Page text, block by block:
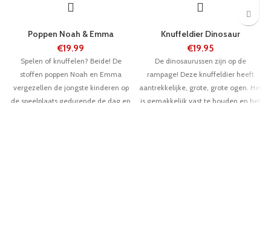
Poppen Noah & Emma
€19.99
Spelen of knuffelen? Beide! De
stoffen poppen Noah en Emma
vergezellen de jongste kinderen op
de speelplaats gedurende de dag en
Knuffeldier Dinosaur
€19.95
De dinosaurussen zijn op de
rampage! Deze knuffeldier heeft
aantrekkelijke, grote, grote ogen. Het
is gemakkelijk vast te houden en het